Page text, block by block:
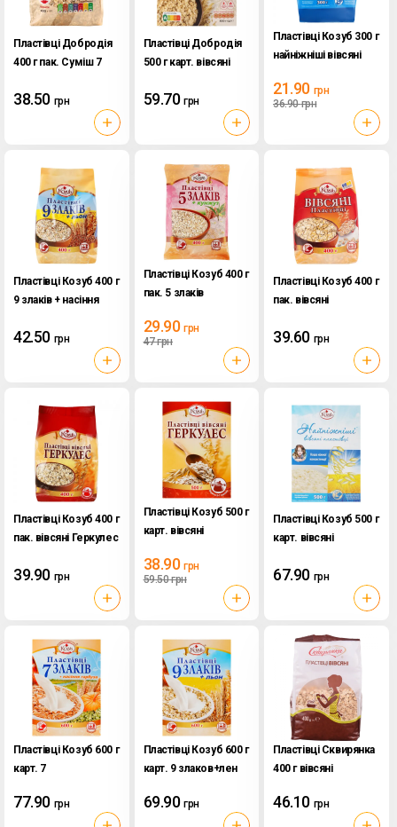
Пластівці Добродія
400 г пак. Суміш 7
38.50 грн
Пластівці Добродія
500 г карт. вівсяні
59.70 грн
Пластівці Козуб 300 г
найніжніші вівсяні
21.90 грн
36.90грн
Пластівці Козуб 400 г
9 злаків + насіння
42.50 грн
Пластівці Козуб 400 г
пак. 5 злаків
29.90 грн
47грн
Пластівці Козуб 400 г
пак. вівсяні
39.60 грн
Пластівці Козуб 400 г
пак. вівсяні Геркулес
39.90 грн
Пластівці Козуб 500 г
карт. вівсяні
38.90 грн
59.50грн
Пластівці Козуб 500 г
карт. вівсяні
67.90 грн
Пластівці Козуб 600 г
карт. 7
гарбуза
77.90 грн
Пластівці Козуб 600 г
карт. 9 злаков+лен
69.90 грн
Пластівці Сквирянка
400 г вівсяні
46.10 грн